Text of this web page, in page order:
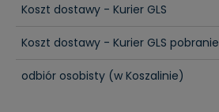
Koszt dostawy - Kurier GLS
Koszt dostawy - Kurier GLS pobranie
odbiór osobisty (w Koszalinie)